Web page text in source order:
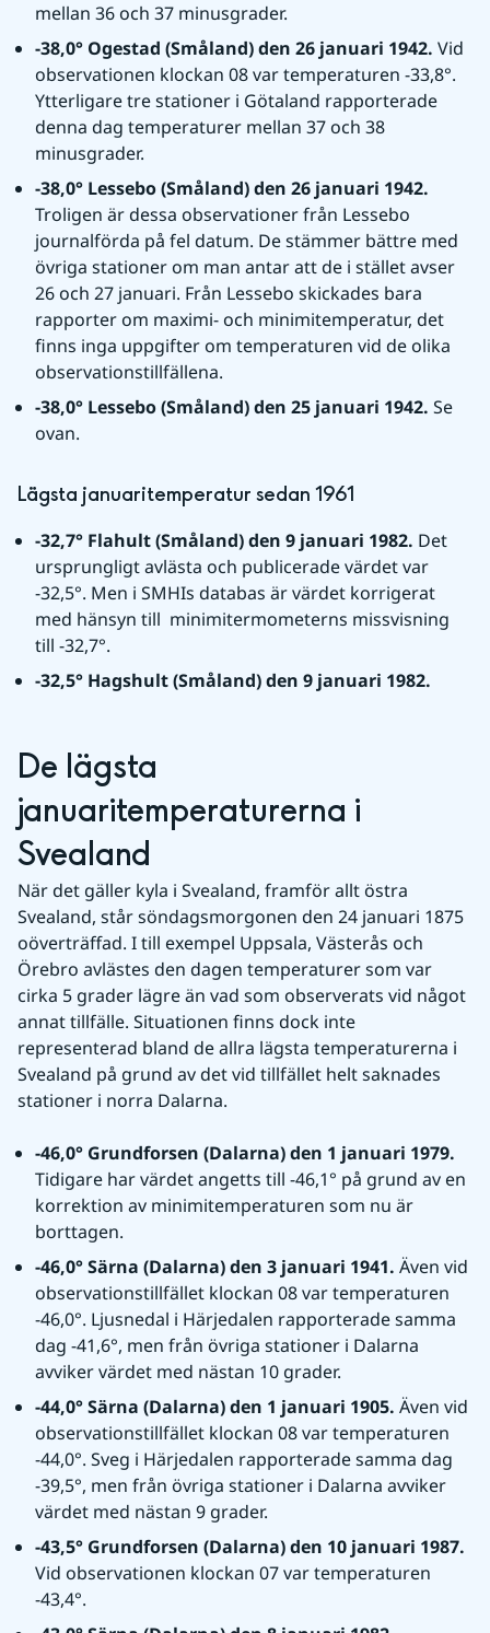
mellan 36 och 37 minusgrader.
-38,0° Ogestad (Småland) den 26 januari 1942. Vid
observationen klockan 08 var temperaturen -33,8°.
Ytterligare tre stationer i Götaland rapporterade
denna dag temperaturer mellan 37 och 38
minusgrader.
Troligen är dessa observationer från Lessebo
journalförda på fel datum. De stämmer bättre med
övriga stationer om man antar att de i stället avser
26 och 27 januari. Från Lessebo skickades bara
rapporter om maximi- och minimitemperatur, det
finns inga uppgifter om temperaturen vid de olika
observationstillfällena.
-38,0° Lessebo (Småland) den 25 januari 1942. Se
ovan.
Lägsta januaritemperatur sedan 1961
-32,7° Flahult (Småland) den 9 januari 1982. Det
ursprungligt avlästa och publicerade värdet var
-32,5°. Men i SMHIs databas är värdet korrigerat
med hänsyn till  minimitermometerns missvisning
till -32,7°.
-32,5° Hagshult (Småland) den 9 januari 1982.
De lägsta
januaritemperaturerna i
Svealand
När det gäller kyla i Svealand, framför allt östra
Svealand, står söndagsmorgonen den 24 januari 1875
oöverträffad. I till exempel Uppsala, Västerås och
Örebro avlästes den dagen temperaturer som var
cirka 5 grader lägre än vad som observerats vid något
annat tillfälle. Situationen finns dock inte
representerad bland de allra lägsta temperaturerna i
Svealand på grund av det vid tillfället helt saknades
stationer i norra Dalarna.
Tidigare har värdet angetts till -46,1° på grund av en
korrektion av minimitemperaturen som nu är
borttagen.
-46,0° Särna (Dalarna) den 3 januari 1941. Även vid
observationstillfället klockan 08 var temperaturen
-46,0°. Ljusnedal i Härjedalen rapporterade samma
dag -41,6°, men från övriga stationer i Dalarna
avviker värdet med nästan 10 grader.
-44,0° Särna (Dalarna) den 1 januari 1905. Även vid
observationstillfället klockan 08 var temperaturen
-44,0°. Sveg i Härjedalen rapporterade samma dag
-39,5°, men från övriga stationer i Dalarna avviker
värdet med nästan 9 grader.
Vid observationen klockan 07 var temperaturen
-43,4°.